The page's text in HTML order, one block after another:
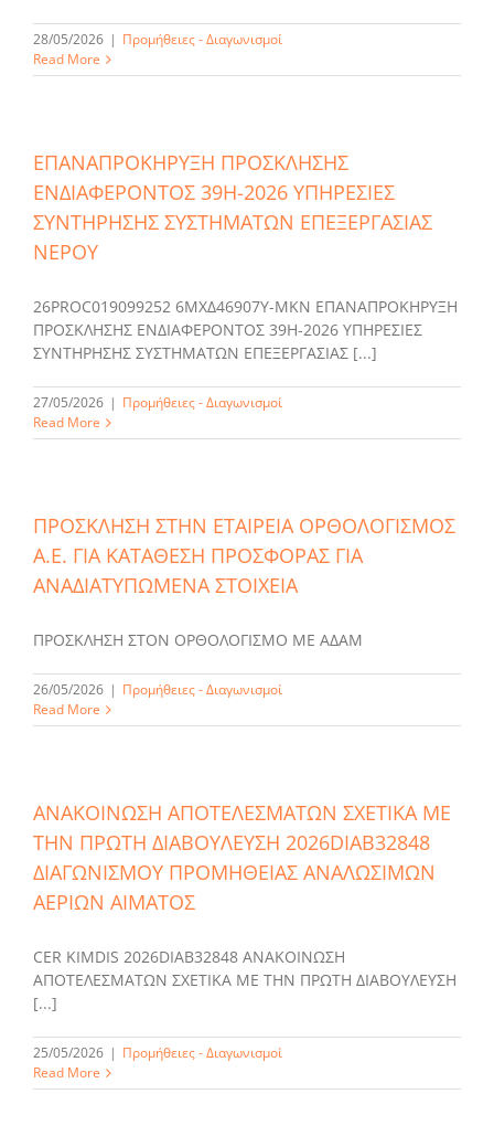
28/05/2026 | Προμήθειες - Διαγωνισμοί
Read More
ΕΠΑΝΑΠΡΟΚΗΡΥΞΗ ΠΡΟΣΚΛΗΣΗΣ
ΕΝΔΙΑΦΕΡΟΝΤΟΣ 39Η-2026 ΥΠΗΡΕΣΙΕΣ
ΣΥΝΤΗΡΗΣΗΣ ΣΥΣΤΗΜΑΤΩΝ ΕΠΕΞΕΡΓΑΣΙΑΣ
ΝΕΡΟΥ
26PROC019099252 6ΜΧΔ46907Υ-ΜΚΝ ΕΠΑΝΑΠΡΟΚΗΡΥΞΗ
ΠΡΟΣΚΛΗΣΗΣ ΕΝΔΙΑΦΕΡΟΝΤΟΣ 39Η-2026 ΥΠΗΡΕΣΙΕΣ
ΣΥΝΤΗΡΗΣΗΣ ΣΥΣΤΗΜΑΤΩΝ ΕΠΕΞΕΡΓΑΣΙΑΣ [...]
27/05/2026 | Προμήθειες - Διαγωνισμοί
Read More
ΠΡΟΣΚΛΗΣΗ ΣΤΗΝ ΕΤΑΙΡΕΙΑ ΟΡΘΟΛΟΓΙΣΜΟΣ
Α.Ε. ΓΙΑ ΚΑΤΑΘΕΣΗ ΠΡΟΣΦΟΡΑΣ ΓΙΑ
ΑΝΑΔΙΑΤΥΠΩΜΕΝΑ ΣΤΟΙΧΕΙΑ
ΠΡΟΣΚΛΗΣΗ ΣΤΟΝ ΟΡΘΟΛΟΓΙΣΜΟ ΜΕ ΑΔΑΜ
26/05/2026 | Προμήθειες - Διαγωνισμοί
Read More
ΑΝΑΚΟΙΝΩΣΗ ΑΠΟΤΕΛΕΣΜΑΤΩΝ ΣΧΕΤΙΚΑ ΜΕ
ΤΗΝ ΠΡΩΤΗ ΔΙΑΒΟΥΛΕΥΣΗ 2026DIAB32848
ΔΙΑΓΩΝΙΣΜΟΥ ΠΡΟΜΗΘΕΙΑΣ ΑΝΑΛΩΣΙΜΩΝ
ΑΕΡΙΩΝ ΑΙΜΑΤΟΣ
CER KIMDIS 2026DIAB32848 ΑΝΑΚΟΙΝΩΣΗ
ΑΠΟΤΕΛΕΣΜΑΤΩΝ ΣΧΕΤΙΚΑ ΜΕ ΤΗΝ ΠΡΩΤΗ ΔΙΑΒΟΥΛΕΥΣΗ
[...]
25/05/2026 | Προμήθειες - Διαγωνισμοί
Read More